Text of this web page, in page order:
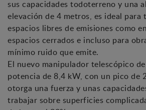
sus capacidades todoterreno y una
elevación de 4 metros, es ideal para
espacios libres de emisiones como
espacios cerrados e incluso para
mínimo ruido que emite.
El nuevo manipulador telescópico
potencia de 8,4 kW, con un pico de
otorga una fuerza y unas
trabajar sobre superficies